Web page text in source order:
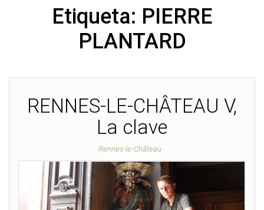
Etiqueta: PIERRE
PLANTARD
RENNES-LE-CHÂTEAU V,
La clave
Rennes-le-Château